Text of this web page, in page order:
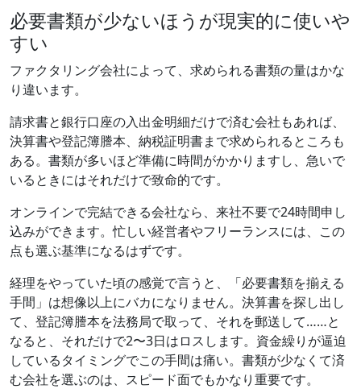
必要書類が少ないほうが現実的に使いや
すい
ファクタリング会社によって、求められる書類の量はかな
り違います。
請求書と銀行口座の入出金明細だけで済む会社もあれば、
決算書や登記簿謄本、納税証明書まで求められるところも
ある。書類が多いほど準備に時間がかかりますし、急いで
いるときにはそれだけで致命的です。
オンラインで完結できる会社なら、来社不要で24時間申し
込みができます。忙しい経営者やフリーランスには、この
点も選ぶ基準になるはずです。
経理をやっていた頃の感覚で言うと、「必要書類を揃える
手間」は想像以上にバカになりません。決算書を探し出し
て、登記簿謄本を法務局で取って、それを郵送して……と
なると、それだけで2〜3日はロスします。資金繰りが逼迫
しているタイミングでこの手間は痛い。書類が少なくて済
む会社を選ぶのは、スピード面でもかなり重要です。